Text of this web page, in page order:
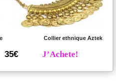
Collier ethnique Aztek
35€ J’Achete!